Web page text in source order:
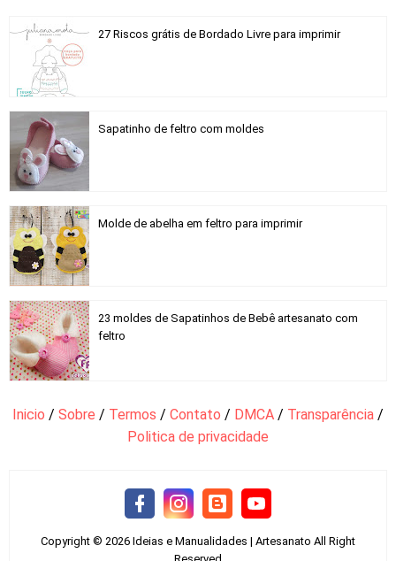
27 Riscos grátis de Bordado Livre para imprimir
Sapatinho de feltro com moldes
Molde de abelha em feltro para imprimir
23 moldes de Sapatinhos de Bebê artesanato com
feltro
Inicio / Sobre / Termos / Contato / DMCA / Transparência /
Politica de privacidade
Copyright © 2026 Ideias e Manualidades | Artesanato All Right